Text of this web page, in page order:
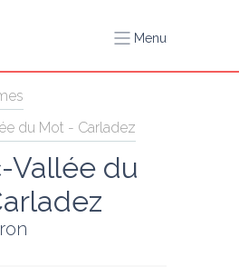
Menu
du Mot - Carladez
Vallée du